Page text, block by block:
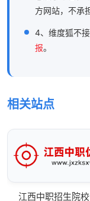
方网站，不承
4、维度狐不
报。
相关站点
江西中职招生院